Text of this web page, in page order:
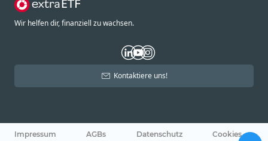
Wir helfen dir, finanziell zu wachsen.
Kontaktiere uns!
Impressum AGBs Datenschutz Cookies